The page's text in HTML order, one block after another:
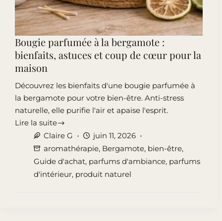
Bougie parfumée à la bergamote :
bienfaits, astuces et coup de cœur pour la
maison
Découvrez les bienfaits d'une bougie parfumée à
la bergamote pour votre bien-être. Anti-stress
naturelle, elle purifie l'air et apaise l'esprit.
Lire la suite
Bougie
parfumée
bergamote
Claire G
juin 11, 2026
aromathérapie, Bergamote, bien-être,
Guide d'achat, parfums d'ambiance, parfums
d'intérieur, produit naturel